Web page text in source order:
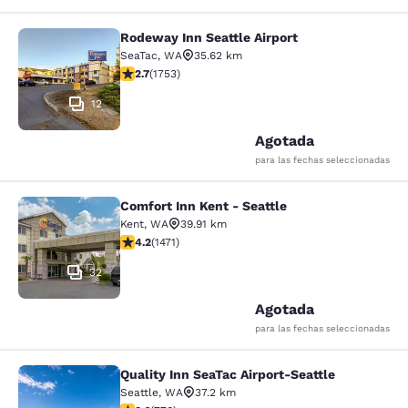
Rodeway Inn Seattle Airport
12
Rodeway Inn Seattle Airport
SeaTac, WA
35.62 km
Calificación de 2.68 estrellas. Razonable. 1753
2.7(1753)
Agotada
para las fechas seleccionadas
Comfort Inn Kent - Seattle
32
Comfort Inn Kent - Seattle
Kent, WA
39.91 km
Calificación de 4.22 estrellas. Excelente. 1471 reseñas
4.2(1471)
Agotada
para las fechas seleccionadas
Quality Inn SeaTac Airport-Seattle
Quality Inn SeaTac Airport-Seattle
Seattle, WA
37.2 km